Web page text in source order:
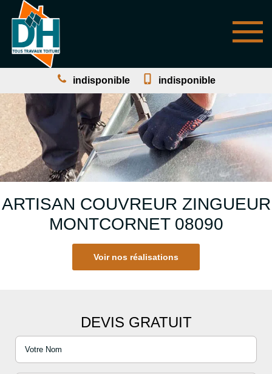
indisponible indisponible
ARTISAN COUVREUR ZINGUEUR
MONTCORNET 08090
Voir nos réalisations
DEVIS GRATUIT